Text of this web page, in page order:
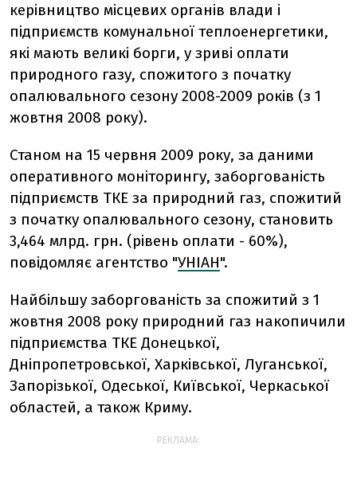
керівництво місцевих органів влади і
підприємств комунальної теплоенергетики,
які мають великі борги, у зриві оплати
природного газу, спожитого з початку
опалювального сезону 2008-2009 років (з 1
жовтня 2008 року).
Станом на 15 червня 2009 року, за даними
оперативного моніторингу, заборгованість
підприємств ТКЕ за природний газ, спожитий
з початку опалювального сезону, становить
3,464 млрд. грн. (рівень оплати - 60%),
повідомляє агентство "УНІАН".
Найбільшу заборгованість за спожитий з 1
жовтня 2008 року природний газ накопичили
підприємства ТКЕ Донецької,
Дніпропетровської, Харківської, Луганської,
Запорізької, Одеської, Київської, Черкаської
областей, а також Криму.
РЕКЛАМА: